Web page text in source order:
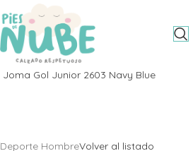
Deporte HombreVolver al listado